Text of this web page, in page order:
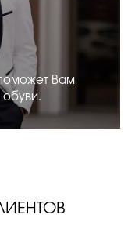
Вам
обуви.